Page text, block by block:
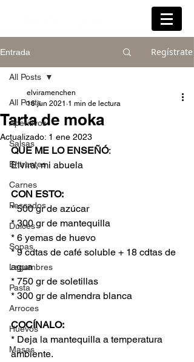
Entrada Regístrate
All Posts
Aperitivos
Salsas
Entrantes
Carnes
Pescados
Dulces
Sopas
Legumbres
Pasta
Arroces
Huevos
Masas
All Posts
Tarta de moka
elviramenchen
16 jun 2021 1 min de lectura
Actualizado: 1 ene 2023
QUE ME LO ENSEÑÓ:
Elvira, mi abuela
CON ESTO:
* 500 gr de azúcar
* 300 gr de mantequilla
* 6 yemas de huevo
* 9 cdtas de café soluble + 18 cdtas de
agua
* 750 gr de soletillas
* 300 gr de almendra blanca
COCÍNALO:
* Deja la mantequilla a temperatura
ambiente.